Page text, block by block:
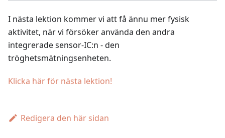
I nästa lektion kommer vi att få ännu mer fysisk
aktivitet, när vi försöker använda den andra
integrerade sensor-IC:n - den
tröghetsmätningsenheten.
Klicka här för nästa lektion!
Redigera den här sidan